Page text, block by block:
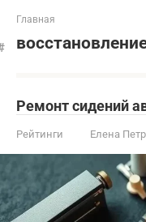
Главная
Ремонт сидений
Рейтинги Елена